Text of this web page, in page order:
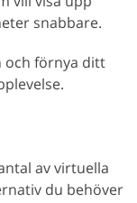
snabbare.
och förnya ditt
av virtuella
du behöver